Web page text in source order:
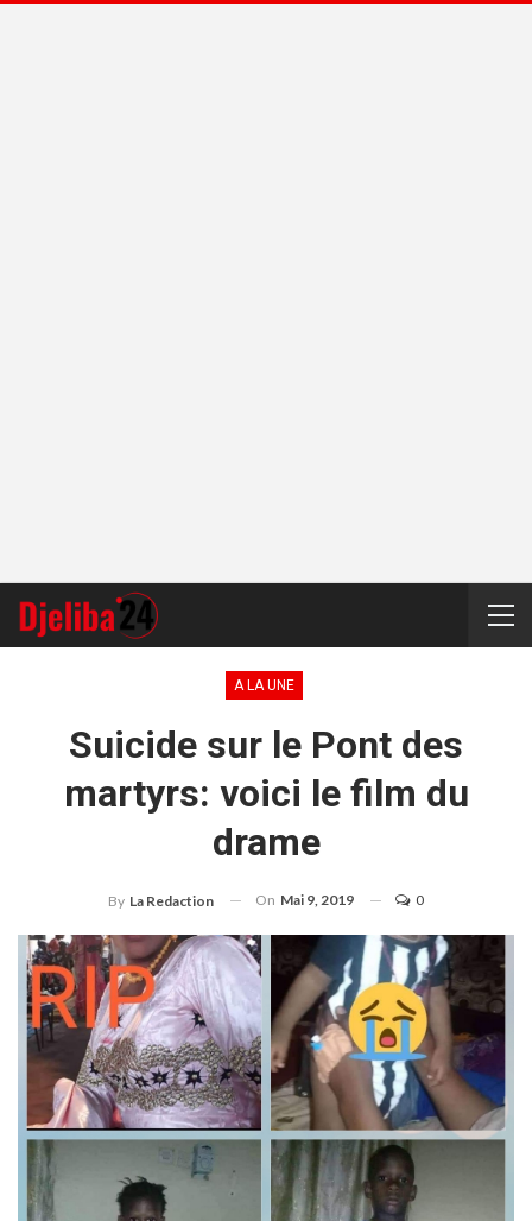
A LA UNE
Suicide sur le Pont des
martyrs: voici le film du
drame
By La Redaction On Mai 9, 2019 0